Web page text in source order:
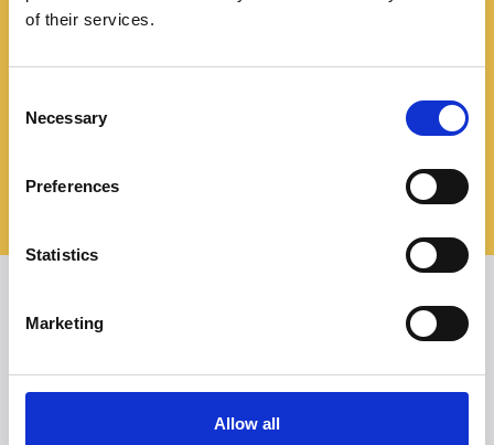
of their services.
Selection
Necessary
Preferences
Statistics
Marketing
Allow all
AS NOSSAS CLÍNICAS EM
PORTUGAL CONTINENTAL